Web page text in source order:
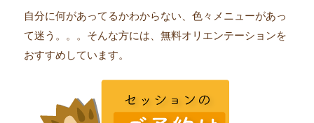
自分に何があってるかわからない、色々メニューがあっ
て迷う。。。そんな方には、無料オリエンテーションを
おすすめしています。